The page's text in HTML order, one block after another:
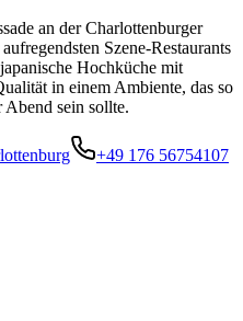
an der Charlottenburger
Szene-Restaurants
Hochküche mit
in einem Ambiente, das so
sein sollte.
+49 176 56754107